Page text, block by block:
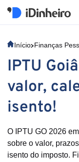
Início Finanças
IPTU
valor,
isento!
O IPTU GO 2026
sobre o valor,
isento do imposto.